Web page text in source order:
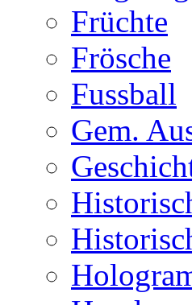
Früchte
Frösche
Fussball
Gem.